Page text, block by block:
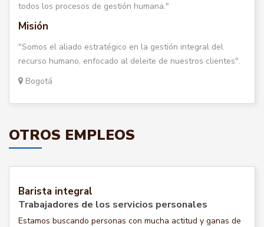
todos los procesos de gestión humana."
Misión
"Somos el aliado estratégico en la gestión integral del
recurso humano, enfocado al deleite de nuestros clientes".
Bogotá
OTROS EMPLEOS
Barista integral
Trabajadores de los servicios personales
Estamos buscando personas con mucha actitud y ganas de